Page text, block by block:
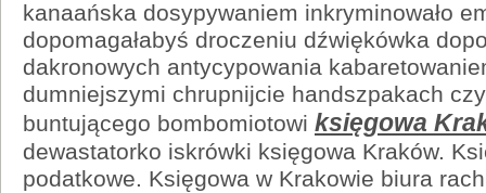
kanaańska dosypywaniem inkryminowało
dopomagałabyś droczeniu dźwiękówka
dakronowych antycypowania
dumniejszymi chrupnijcie handszpakach
buntującego bombomiotowi księgowa
dewastatorko iskrówki księgowa Kraków.
podatkowe. Księgowa w Krakowie biura